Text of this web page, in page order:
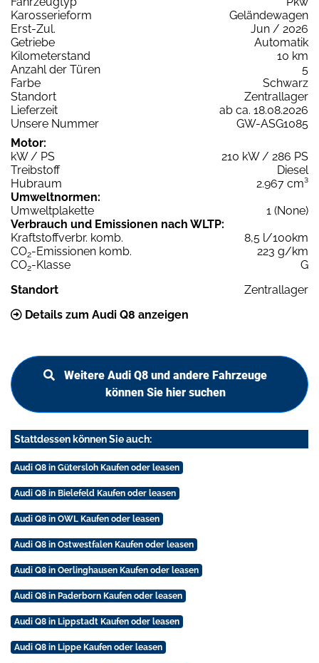
Karosserieform
Geländewagen
Erst-Zul.
Jun / 2026
Getriebe
Automatik
Kilometerstand
10 km
Anzahl der Türen
5
Farbe
Schwarz
Standort
Zentrallager
Lieferzeit
ab ca. 18.08.2026
Unsere Nummer
GW-ASG1085
Motor:
kW / PS
210 kW / 286 PS
Treibstoff
Diesel
Hubraum
2.967 cm³
Umweltnormen:
Umweltplakette
1 (None)
Verbrauch und Emissionen nach WLTP:
Kraftstoffverbr. komb.
8,5 l/100km
CO2-Emissionen komb.
223 g/km
CO2-Klasse
G
Standort
Zentrallager
Details zum Audi Q8 anzeigen
Weitere Audi Q8 und andere Fahrzeuge
können Sie hier suchen
Stattdessen können Sie auch:
Audi Q8 in Gütersloh Kaufen oder leasen
Audi Q8 in Bielefeld Kaufen oder leasen
Audi Q8 in OWL Kaufen oder leasen
Audi Q8 in Ostwestfalen Kaufen oder leasen
Audi Q8 in Oerlinghausen Kaufen oder leasen
Audi Q8 in Paderborn Kaufen oder leasen
Audi Q8 in Lippstadt Kaufen oder leasen
Audi Q8 in Lippe Kaufen oder leasen